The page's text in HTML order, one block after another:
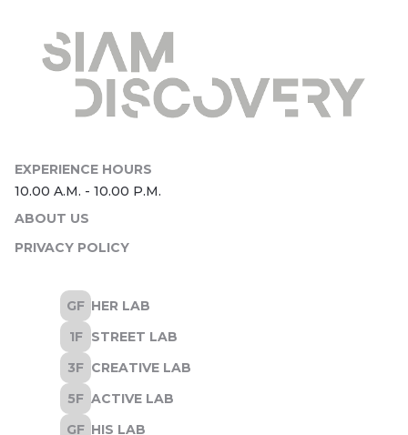
ABOUT US
PRIVACY POLICY